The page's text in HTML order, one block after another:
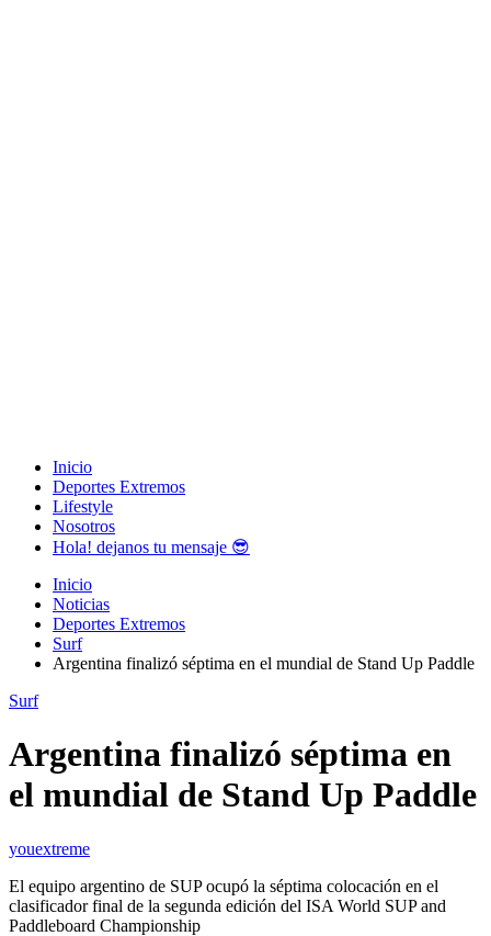
Inicio
Deportes Extremos
Lifestyle
Nosotros
Hola! dejanos tu mensaje 😎
Inicio
Noticias
Deportes Extremos
Surf
Argentina finalizó séptima en el mundial de Stand Up Paddle
Surf
Argentina finalizó séptima en
el mundial de Stand Up Paddle
youextreme
El equipo argentino de SUP ocupó la séptima colocación en el
clasificador final de la segunda edición del ISA World SUP and
Paddleboard Championship